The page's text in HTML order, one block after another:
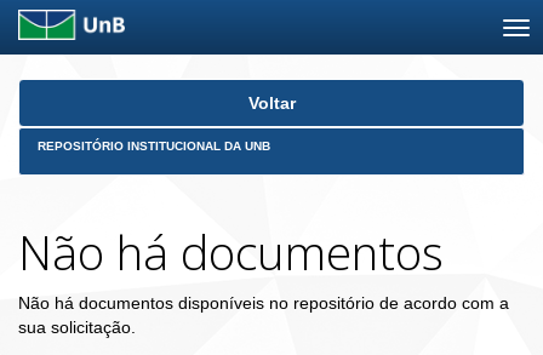
Skip
Voltar
REPOSITÓRIO INSTITUCIONAL DA UNB
Não há documentos
Não há documentos disponíveis no repositório de acordo com a
sua solicitação.